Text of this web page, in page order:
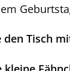
den Tisch